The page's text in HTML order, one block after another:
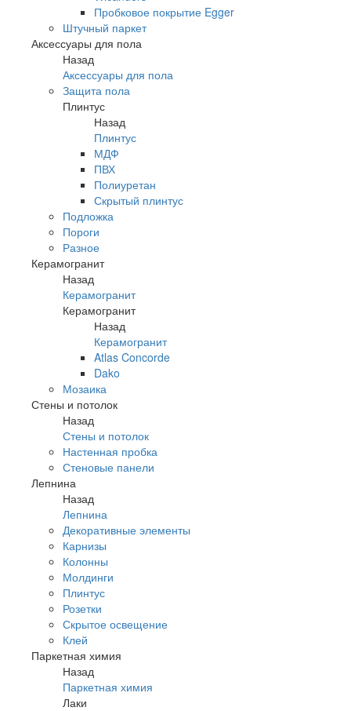
Пробковое покрытие Egger
Штучный паркет
Аксессуары для пола
Назад
Аксессуары для пола
Защита пола
Плинтус
Назад
Плинтус
МДФ
ПВХ
Полиуретан
Скрытый плинтус
Подложка
Пороги
Разное
Керамогранит
Назад
Керамогранит
Керамогранит
Назад
Керамогранит
Atlas Concorde
Dako
Мозаика
Стены и потолок
Назад
Стены и потолок
Настенная пробка
Стеновые панели
Лепнина
Назад
Лепнина
Декоративные элементы
Карнизы
Колонны
Молдинги
Плинтус
Розетки
Скрытое освещение
Клей
Паркетная химия
Назад
Паркетная химия
Лаки